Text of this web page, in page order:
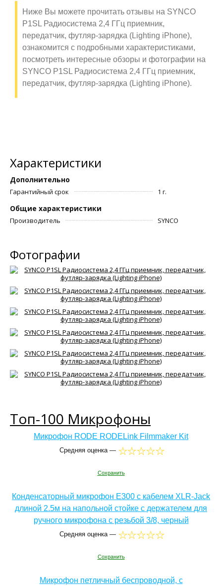
Ниже Вы можете прочитать отзывы на SYNCO
P1SL Радиосистема 2,4 ГГц приемник,
передатчик, футляр-зарядка (Lighting iPhone),
ознакомится с подробными характеристиками,
посмотреть интересные обзоры и фотографии на
SYNCO P1SL Радиосистема 2,4 ГГц приемник,
передатчик, футляр-зарядка (Lighting iPhone).
Характеристики
Дополнительно
Гарантийный срок 1 г.
Общие характеристики
Производитель SYNCO
Фотографии
Топ-100 Микрофоны
Микрофон RODE RODELink Filmmaker Kit
Средняя оценка —
Сохранить
Конденсаторный микрофон E300 с кабелем XLR-Jack
длиной 2.5м на напольной стойке с держателем для
ручного микрофона с резьбой 3/8, черный
Средняя оценка —
Сохранить
Микрофон петличный беспроводной, с